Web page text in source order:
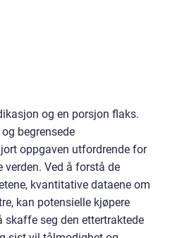
og en porsjon flaks.
begrensede
oppgaven utfordrende for
verden. Ved å forstå de
kvantitative dataene om
kan potensielle kjøpere
skaffe seg den ettertraktede